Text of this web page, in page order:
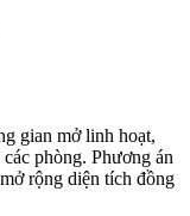
gian mở linh hoạt,
phòng. Phương án
rộng diện tích đồng